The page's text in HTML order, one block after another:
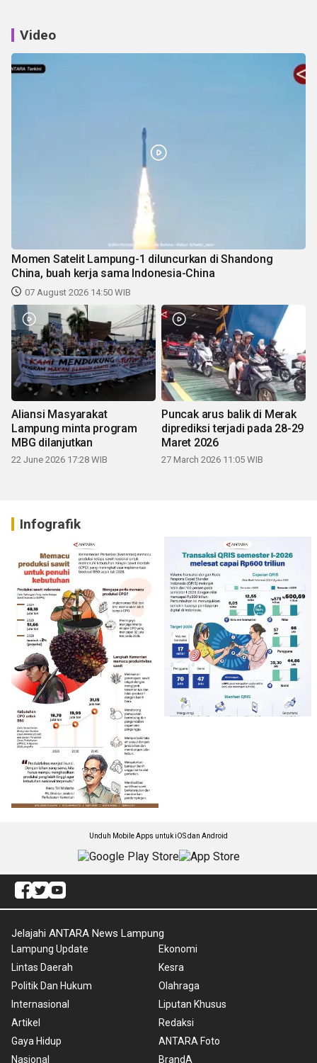
Video
Momen Satelit Lampung-1 diluncurkan di Shandong
China, buah kerja sama Indonesia-China
07 August 2026 14:50 WIB
Aliansi Masyarakat
Lampung minta program
MBG dilanjutkan
22 June 2026 17:28 WIB
Puncak arus balik di Merak
diprediksi terjadi pada 28-29
Maret 2026
27 March 2026 11:05 WIB
Infografik
Unduh Mobile Apps untuk iOS dan Android
Jelajahi ANTARA News Lampung
Lampung Update
Lintas Daerah
Politik Dan Hukum
Internasional
Artikel
Gaya Hidup
Nasional
Ekonomi
Kesra
Olahraga
Liputan Khusus
Redaksi
ANTARA Foto
BrandA